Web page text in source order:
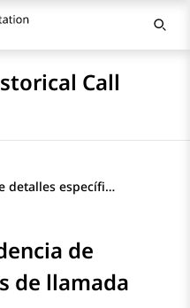
Call
Filtrado por coincidencia de detalles específicos de llamada
de
de llamada